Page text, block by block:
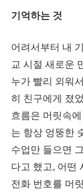
기억하는 것
어려서부터 내
교 시절 새로운
누가 빨리 외워
히 친구에게 졌
흐름은 머릿속
는 항상 엉뚱한
수업만 들으면
다고 했고, 어떤
전화 번호를 머